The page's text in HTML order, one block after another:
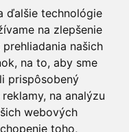
ďalšie technológie
na zlepšenie
našich
na to, aby sme
prispôsobený
na analýzu
webových
toho,

www.sammer.hu